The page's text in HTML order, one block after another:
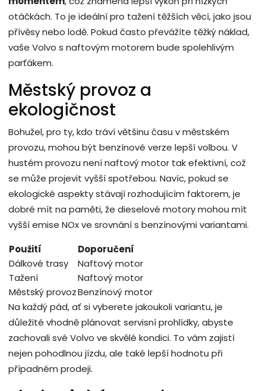
otáčkách. To je ideální pro tažení těžších věcí, jako jsou
přívěsy nebo lodě. Pokud často převážíte těžký náklad,
vaše Volvo s naftovým motorem bude spolehlivým
parťákem.
Městský provoz a
ekologičnost
Bohužel, pro ty, kdo tráví většinu času v městském
provozu, mohou být benzínové verze lepší volbou. V
hustém provozu není naftový motor tak efektivní, což
se může projevit vyšší spotřebou. Navíc, pokud se
ekologické aspekty stávají rozhodujícím faktorem, je
dobré mít na paměti, že dieselové motory mohou mít
vyšší emise NOx ve srovnání s benzínovými variantami.
Použití
Doporučení
Dálkové trasy
Naftový motor
Tažení
Naftový motor
Městský provozBenzínový motor
Na každý pád, ať si vyberete jakoukoli variantu, je
důležité vhodně plánovat servisní prohlídky, abyste
zachovali své Volvo ve skvělé kondici. To vám zajistí
nejen pohodlnou jízdu, ale také lepší hodnotu při
případném prodeji.